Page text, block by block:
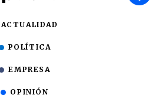
ACTUALIDAD
POLÍTICA
EMPRESA
OPINIÓN